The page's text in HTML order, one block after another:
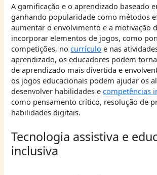
A gamificação e o aprendizado baseado
ganhando popularidade como métodos
aumentar o envolvimento e a motivação
incorporar elementos de jogos, como
competições, nocurrículo e nas
aprendizado, os educadores podem
de aprendizado mais divertida e
os jogos educacionais podem ajudar os
desenvolver habilidades ecompetências
como pensamento crítico, resolução de
habilidades digitais.
Tecnologia assistiva e
inclusiva